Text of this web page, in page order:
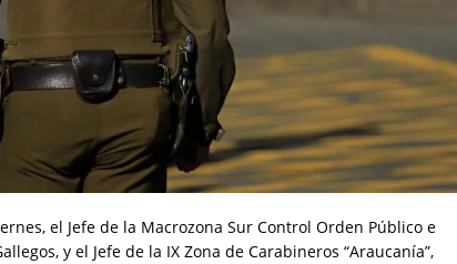
el Jefe de la Macrozona Sur Control Orden Público e
y el Jefe de la IX Zona de Carabineros “Araucanía”,